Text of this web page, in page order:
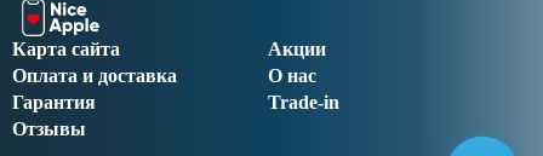
Акции
О нас
Оплата и доставка
Trade-in
Гарантия
Отзывы
Карта сайта